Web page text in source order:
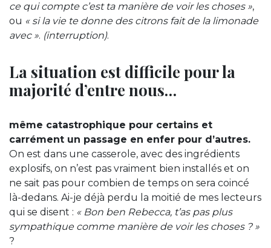
ce qui compte c’est ta manière de voir les choses »,
ou « si la vie te donne des citrons fait de la limonade
avec ». (interruption).
La situation est difficile pour la
majorité d’entre nous…
même catastrophique pour certains et
carrément un passage en enfer pour d’autres.
On est dans une casserole, avec des ingrédients
explosifs, on n’est pas vraiment bien installés et on
ne sait pas pour combien de temps on sera coincé
là-dedans. Ai-je déjà perdu la moitié de mes lecteurs
qui se disent : « Bon ben Rebecca, t’as pas plus
sympathique comme manière de voir les choses ? »
?